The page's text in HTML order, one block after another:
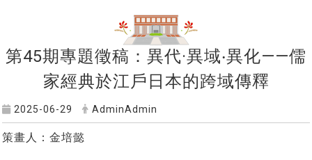
第45期專題徵稿：異代·異域‧異化——儒
家經典於江戶日本的跨域傳釋
2025-06-29 AdminAdmin
策畫人：金培懿